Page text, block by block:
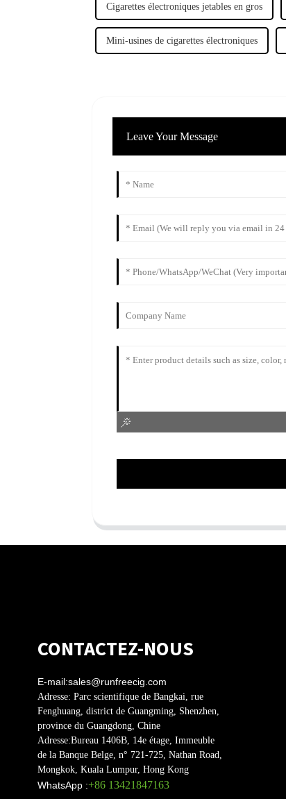
Cigarettes électroniques jetables en gros
Mini-usines de cigarettes électroniques
Leave Your Message
CONTACTEZ-NOUS
E-mail:sales@runfreecig.com
Adresse: Parc scientifique de Bangkai, rue
Fenghuang, district de Guangming, Shenzhen,
province du Guangdong, Chine
Adresse:Bureau 1406B, 14e étage, Immeuble
de la Banque Belge, n° 721-725, Nathan Road,
Mongkok, Kuala Lumpur, Hong Kong
WhatsApp :+86 13421847163